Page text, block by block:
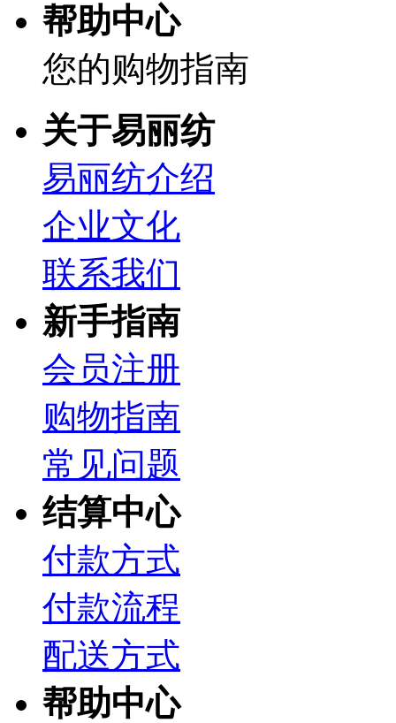
帮助中心
您的购物指南
关于易丽纺
易丽纺介绍
企业文化
联系我们
新手指南
会员注册
购物指南
常见问题
结算中心
付款方式
付款流程
配送方式
帮助中心